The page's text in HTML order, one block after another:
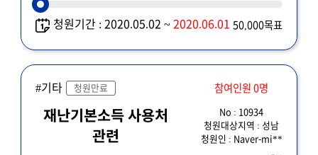
청원기간 : 2020.05.02 ~2020.06.01 50,000목표
#기타 청원만료 참여인원 0명
재난기본소득 사용처
관련
No : 10934
청원대상지역 : 성남
청원인 : Naver-mi**